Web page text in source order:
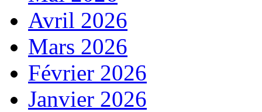
Avril 2026
Mars 2026
Février 2026
Janvier 2026